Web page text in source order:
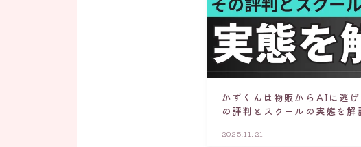
かずくんは物販からAIに逃
の評判とスクールの実態を解
2025.11.21